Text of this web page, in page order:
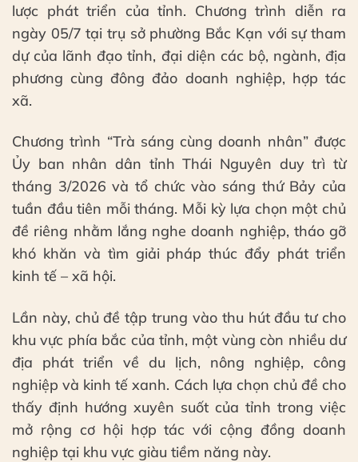
lược phát triển của tỉnh. Chương trình diễn ra
ngày 05/7 tại trụ sở phường Bắc Kạn với sự tham
dự của lãnh đạo tỉnh, đại diện các bộ, ngành, địa
phương cùng đông đảo doanh nghiệp, hợp tác
xã.
Chương trình “Trà sáng cùng doanh nhân” được
Ủy ban nhân dân tỉnh Thái Nguyên duy trì từ
tháng 3/2026 và tổ chức vào sáng thứ Bảy của
tuần đầu tiên mỗi tháng. Mỗi kỳ lựa chọn một chủ
đề riêng nhằm lắng nghe doanh nghiệp, tháo gỡ
khó khăn và tìm giải pháp thúc đẩy phát triển
kinh tế – xã hội.
Lần này, chủ đề tập trung vào thu hút đầu tư cho
khu vực phía bắc của tỉnh, một vùng còn nhiều dư
địa phát triển về du lịch, nông nghiệp, công
nghiệp và kinh tế xanh. Cách lựa chọn chủ đề cho
thấy định hướng xuyên suốt của tỉnh trong việc
mở rộng cơ hội hợp tác với cộng đồng doanh
nghiệp tại khu vực giàu tiềm năng này.